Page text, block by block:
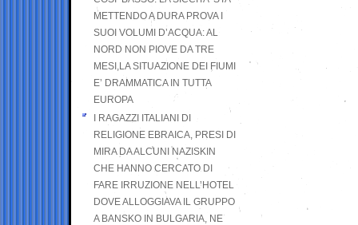
METTENDO A DURA PROVA I
SUOI VOLUMI D’ACQUA: AL
NORD NON PIOVE DA TRE
MESI,LA SITUAZIONE DEI FIUMI
E’ DRAMMATICA IN TUTTA
EUROPA
I RAGAZZI ITALIANI DI
RELIGIONE EBRAICA, PRESI DI
MIRA DA ALCUNI NAZISKIN
CHE HANNO CERCATO DI
FARE IRRUZIONE NELL’HOTEL
DOVE ALLOGGIAVA IL GRUPPO
A BANSKO IN BULGARIA, NE